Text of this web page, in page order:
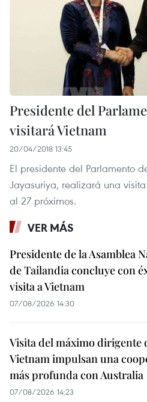
Presidente del
visitará Vietnam
20/04/2018 13:45
El presidente del Parlamento
Jayasuriya, realizará una
al 27 próximos.
VER MÁS
Presidente de la Asamblea
de Tailandia concluye con
visita a Vietnam
07/08/2026 14:30
Visita del máximo dirigente
Vietnam impulsan una
más profunda con Australia
07/08/2026 14:23